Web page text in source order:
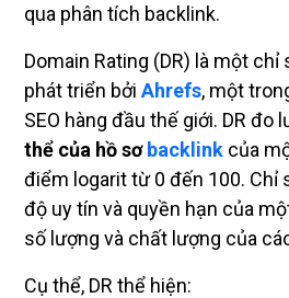
qua phân tích backlink.
Domain Rating (DR) là một
phát triển bởi Ahrefs, một
SEO hàng đầu thế giới. DR đo
thể của hồ sơ backlink của
điểm logarit từ 0 đến 100. Chỉ
độ uy tín và quyền hạn của
số lượng và chất lượng của
Cụ thể, DR thể hiện: